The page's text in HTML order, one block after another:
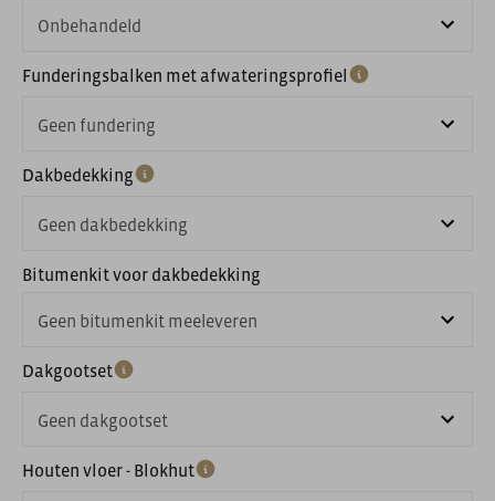
Onbehandeld
Funderingsbalken met afwateringsprofiel
Geen fundering
Dakbedekking
Geen dakbedekking
Bitumenkit voor dakbedekking
Geen bitumenkit meeleveren
Dakgootset
Geen dakgootset
Houten vloer - Blokhut